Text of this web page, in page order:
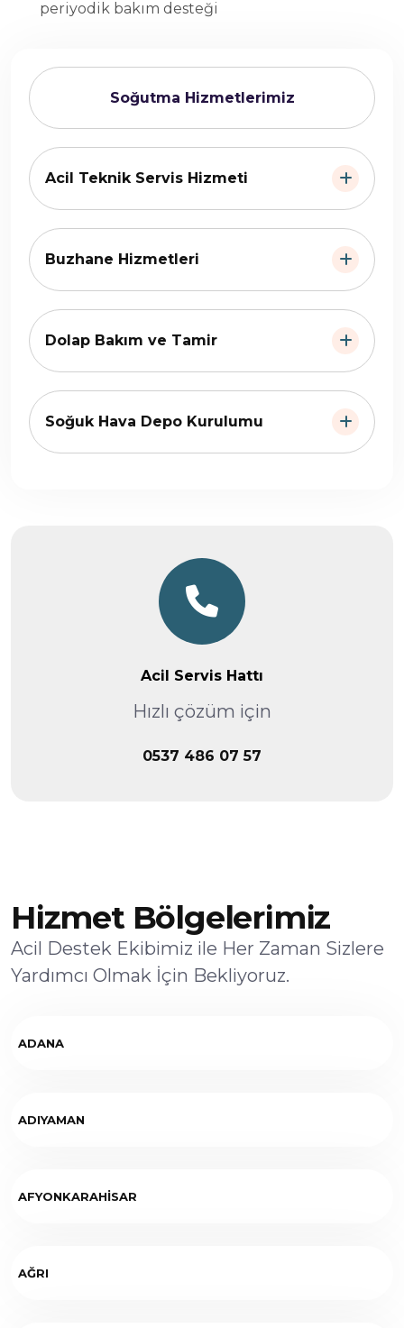
Soğutma Hizmetlerimiz
Acil Teknik Servis Hizmeti
Buzhane Hizmetleri
Dolap Bakım ve Tamir
Soğuk Hava Depo Kurulumu
Acil Servis Hattı
Hızlı çözüm için
0537 486 07 57
periyodik bakım desteği
Hizmet Bölgelerimiz
Acil Destek Ekibimiz ile Her Zaman Sizlere
Yardımcı Olmak İçin Bekliyoruz.
ADANA
ADIYAMAN
AFYONKARAHİSAR
AĞRI